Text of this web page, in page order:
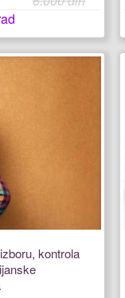
kontrola